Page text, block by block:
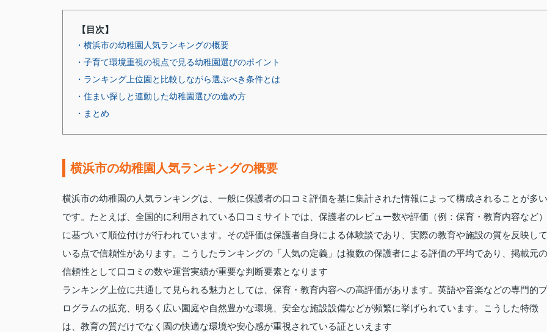
【目次】
・横浜市の幼稚園人気ランキングの概要
・子育て環境重視の視点で見る幼稚園選びのポイント
・ランキング上位園と比較しながら選ぶべき条件とは
・住まい探しと連動した幼稚園選びの進め方
・まとめ
横浜市の幼稚園人気ランキングの概要
横浜市の幼稚園の人気ランキングは、一般に保護者の口コミ評価を基に集計された情報によって構成されることが多い
です。たとえば、全国的に利用されている口コミサイトでは、保護者のレビュー数や評価（例：保育・教育内容など）
に基づいて順位付けが行われています。その評価は保護者自身による体験談であり、実際の教育や施設の質を反映して
いる点で信頼性があります。こうしたランキングの「人気の定義」は複数の保護者による評価の平均であり、掲載元の
信頼性として口コミの数や運営実績が重要な判断要素となります
ランキング上位に共通して見られる魅力としては、保育・教育内容への高評価があります。英語や音楽などの専門的プ
ログラムの拡充、明るく広い園庭や自然豊かな環境、安全な施設設備などが頻繁に挙げられています。こうした特徴
は、教育の質だけでなく園の快適な環境や安心感が重視されている証といえます